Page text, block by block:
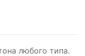
любого типа.